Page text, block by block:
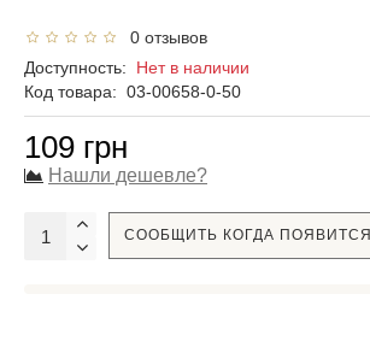
0 отзывов
Доступность: Нет в наличии
Код товара: 03-00658-0-50
109 грн
Нашли дешевле?
СООБЩИТЬ КОГДА ПОЯВИТСЯ